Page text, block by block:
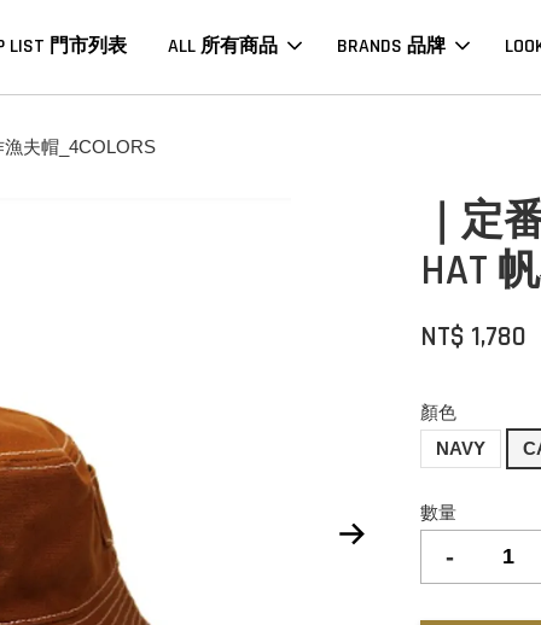
LIST 門市列表 ALL 所有商品 BRANDS 品牌
夫帽_4COLORS
｜定
HAT
NT$ 1,780
顏色
NAVY
數量
-